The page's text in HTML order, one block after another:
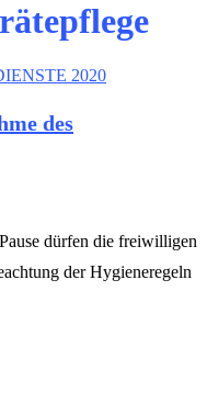
2020
des
dürfen die freiwilligen
der Hygieneregeln